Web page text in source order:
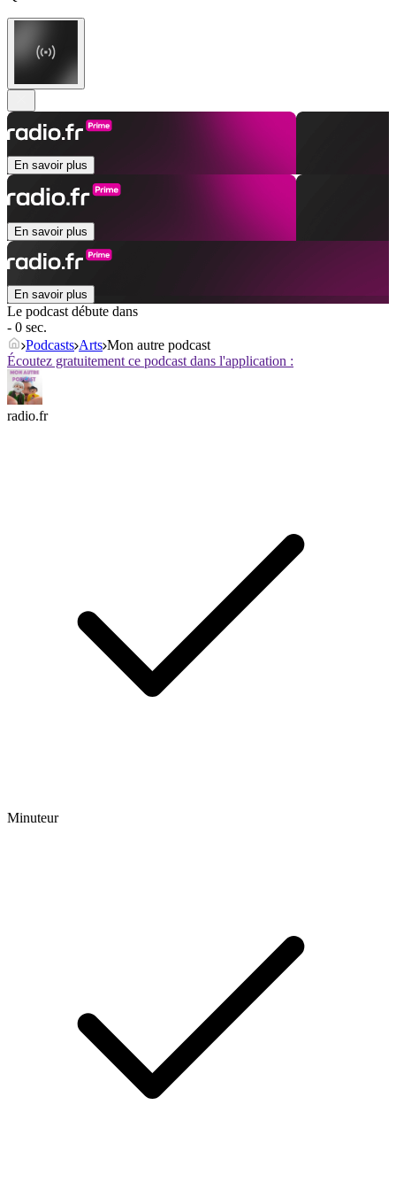
En savoir plus
En savoir plus
En savoir plus
Le podcast débute dans
- 0 sec.
Podcasts Arts Mon autre podcast
Écoutez gratuitement ce podcast dans l'application :
radio.fr
Minuteur